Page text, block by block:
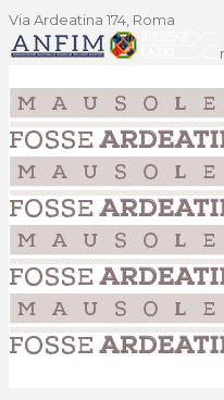
Via Ardeatina 174, Roma